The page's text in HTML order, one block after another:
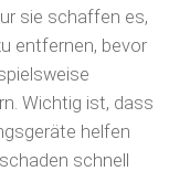
sie schaffen es,
entfernen, bevor
Wichtig ist, dass
helfen
schnell